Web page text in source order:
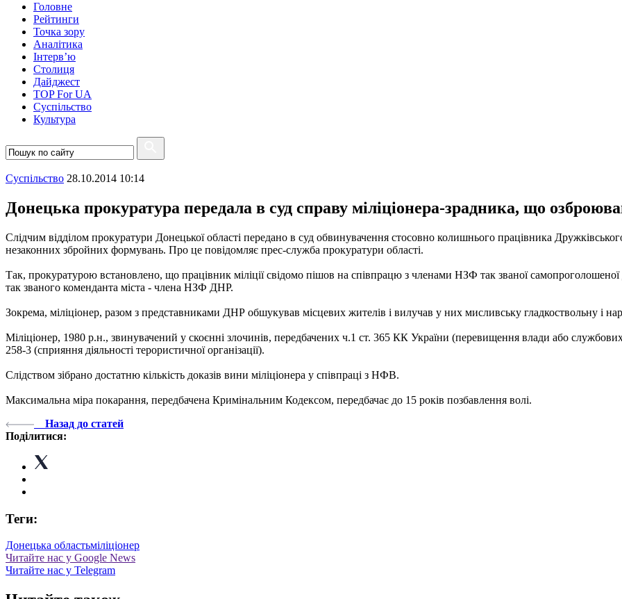
Головне
Рейтинги
Точка зору
Аналітика
Інтерв’ю
Столиця
Дайджест
TOP For UA
Суспiльство
Культура
Суспiльство 28.10.2014 10:14
Донецька прокуратура передала в суд справу міліціонера-зрадника, що
Слідчим відділом прокуратури Донецької області передано в суд обвинувачення стосовно колишнього працівника
незаконних збройних формувань. Про це повідомляє прес-служба прокуратури області.
Так, прокуратурою встановлено, що працівник міліції свідомо пішов на співпрацю з членами НЗФ так званої самопроголошеної
так званого коменданта міста - члена НЗФ ДНР.
Зокрема, міліціонер, разом з представниками ДНР обшукував місцевих жителів і вилучав у них мисливську гладкоствольну і
Міліціонер, 1980 р.н., звинувачений у скоєнні злочинів, передбачених ч.1 ст. 365 КК України (перевищення влади або
258-3 (сприяння діяльності терористичної організації).
Слідством зібрано достатню кількість доказів вини міліціонера у співпраці з НФВ.
Максимальна міра покарання, передбачена Кримінальним Кодексом, передбачає до 15 років позбавлення волі.
Назад до статей
Поділитися:
Теги:
Донецька областьміліціонер
Читайте нас у Google News
Читайте нас у Telegram